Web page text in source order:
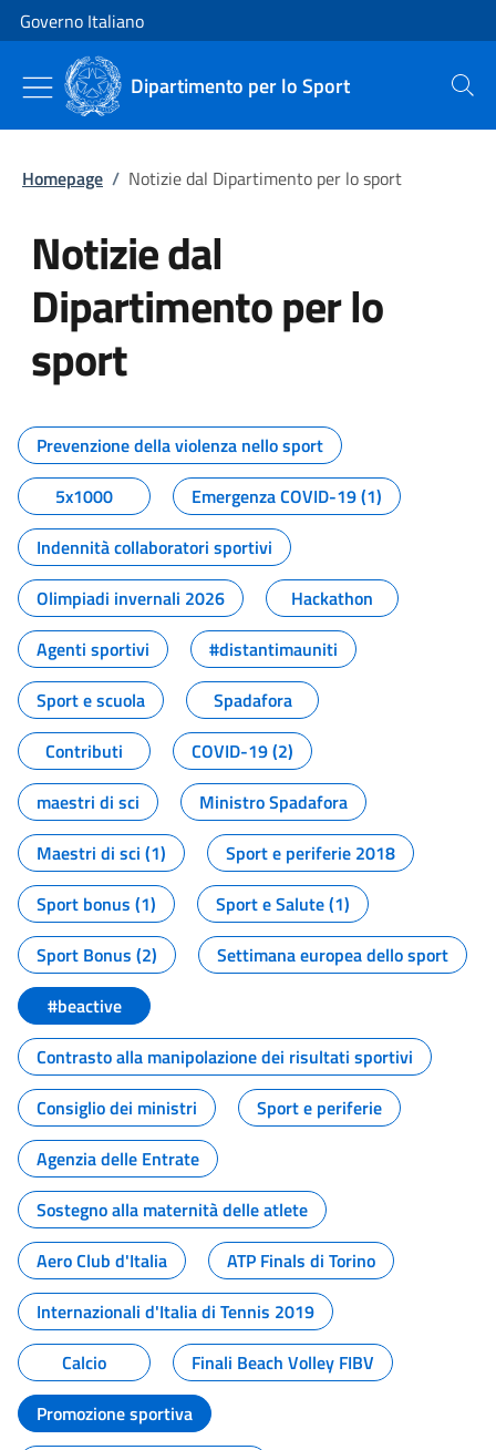
Vai al contenuto
Vai alla navigazione del sito
Governo Italiano
Dipartimento per lo Sport Cerca
Homepage / Notizie dal Dipartimento per lo sport
Notizie dal
Dipartimento per lo
sport
Tutti i contenuti della pagina
Prevenzione della violenza nello sport
5x1000
Emergenza COVID-19 (1)
Indennità collaboratori sportivi
Olimpiadi invernali 2026
Hackathon
Agenti sportivi
#distantimauniti
Sport e scuola
Spadafora
Contributi
COVID-19 (2)
maestri di sci
Ministro Spadafora
Maestri di sci (1)
Sport e periferie 2018
Sport bonus (1)
Sport e Salute (1)
Sport Bonus (2)
Settimana europea dello sport
#beactive
Contrasto alla manipolazione dei risultati sportivi
Consiglio dei ministri
Sport e periferie
Agenzia delle Entrate
Sostegno alla maternità delle atlete
Aero Club d'Italia
ATP Finals di Torino
Internazionali d'Italia di Tennis 2019
Calcio
Finali Beach Volley FIBV
Promozione sportiva